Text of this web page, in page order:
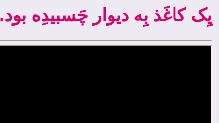
.یِک کاغَذ بِه دیوار چَسبیدِه بود